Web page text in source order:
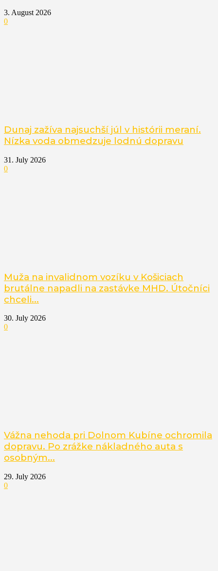
3. August 2026
0
Dunaj zažíva najsuchší júl v histórii meraní.
Nízka voda obmedzuje lodnú dopravu
31. July 2026
0
Muža na invalidnom vozíku v Košiciach
brutálne napadli na zastávke MHD. Útočníci
chceli...
30. July 2026
0
Vážna nehoda pri Dolnom Kubíne ochromila
dopravu. Po zrážke nákladného auta s
osobným...
29. July 2026
0